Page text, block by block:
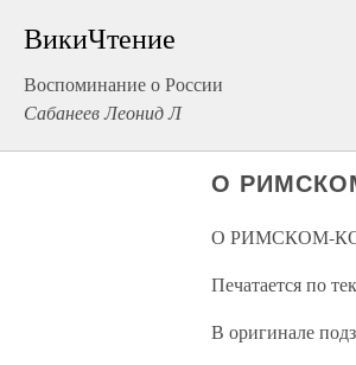
ВикиЧтение
Воспоминание о России
Сабанеев Леонид Л
О
О РИМСКОМ-
Печатается по
В оригинале